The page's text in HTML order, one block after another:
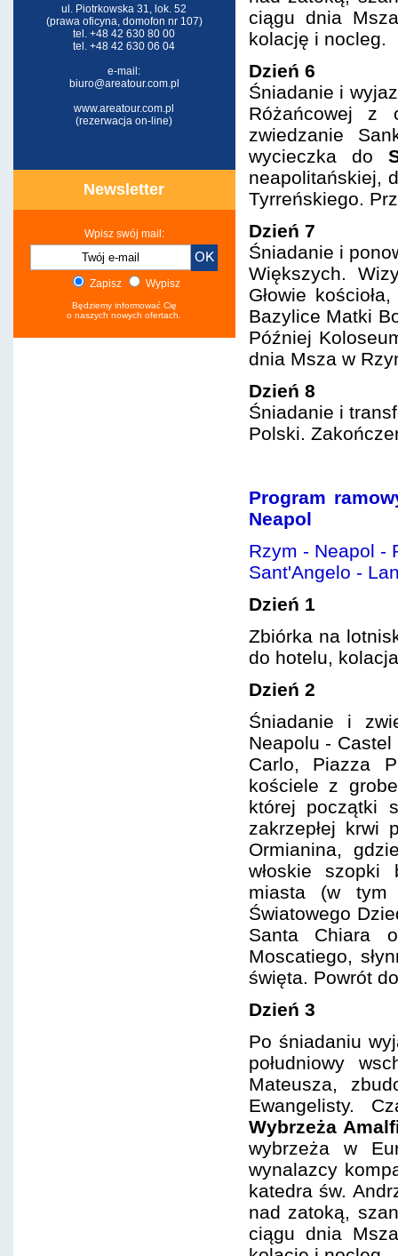
ul. Piotrkowska 31, lok. 52
(prawa oficyna, domofon nr 107)
tel. +48 42 630 80 00
tel. +48 42 630 06 04
e-mail:
biuro@areatour.com.pl
www.areatour.com.pl
(rezerwacja on-line)
Newsletter
Wpisz swój mail:
Zapisz Wypisz
Będziemy informować Cię
o naszych nowych ofertach.
ciągu dnia
kolację i nocleg.
Dzień 6
Śniadanie i
Różańcowej z
zwiedzanie
wycieczka do
neapolitańskiej,
Tyrreńskiego.
Dzień 7
Śniadanie i
Większych.
Głowie
Bazylice Matki
Później
dnia Msza w
Dzień 8
Śniadanie i
Polski.
Program
Neapol
Rzym - Neapol -
Sant'Angelo -
Dzień 1
Zbiórka na
do hotelu,
Dzień 2
Śniadanie i
Neapolu -
Carlo, Piazza
kościele z
której początki
zakrzepłej krwi
Ormianina,
włoskie szopki
miasta (w tym
Światowego
Santa Chiara
Moscatiego,
święta. Powrót
Dzień 3
Po śniadaniu
południowy
Mateusza,
Ewangelisty.
Wybrzeża
wybrzeża w
wynalazcy
katedra św.
nad zatoką,
ciągu dnia